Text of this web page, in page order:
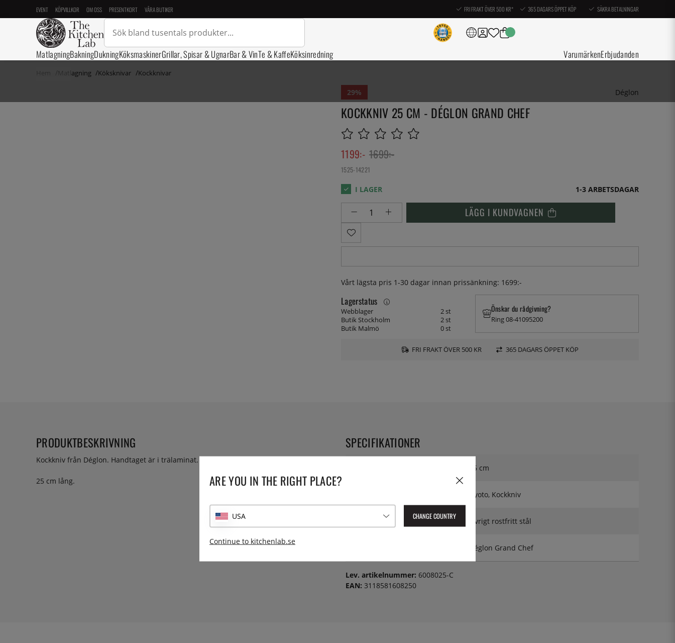
EVENT KÖPVILLKOR OM OSS PRESENTKORT VÅRA BUTIKER FRI FRAKT ÖVER 500 KR* 365 DAGARS ÖPPET KÖP SÄKRA BETALNINGAR
MatlagningBakningDukningKöksmaskinerGrillar, Spisar & UgnarBar & VinTe & KaffeKöksinredning VarumärkenErbjudanden
Matlagning Köksknivar Kockknivar
29 Déglon
KOCKKNIV 25 CM - DÉGLON GRAND CHEF
1699:-
1199:-
1525-14221
1-3 ARBETSDAGAR
LÄGG I KUNDVAGNEN
Vårt lägsta pris 1-30 dagar innan prissänkning: 1699:-
Lagerstatus
Webblager
2 st
Butik Stockholm
2 st
Butik Malmö
0 st
Önskar du rådgivning?
Ring 08-41095200
FRI FRAKT ÖVER 500 KR 365 DAGARS ÖPPET KÖP
PRODUKTBESKRIVNING
Kockkniv från Déglon. Handtaget är i trälaminat.
25 cm lång.
SPECIFIKATIONER
25 cm
Gyoto, Kockkniv
Övrigt rostfritt stål
Déglon Grand Chef
Lev. artikelnummer: 6008025-C
EAN: 3118581608250
ARE YOU IN THE RIGHT PLACE?
USA CHANGE COUNTRY
Continue to kitchenlab.se